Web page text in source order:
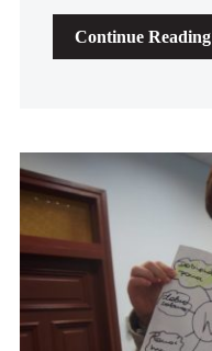
Continue Reading